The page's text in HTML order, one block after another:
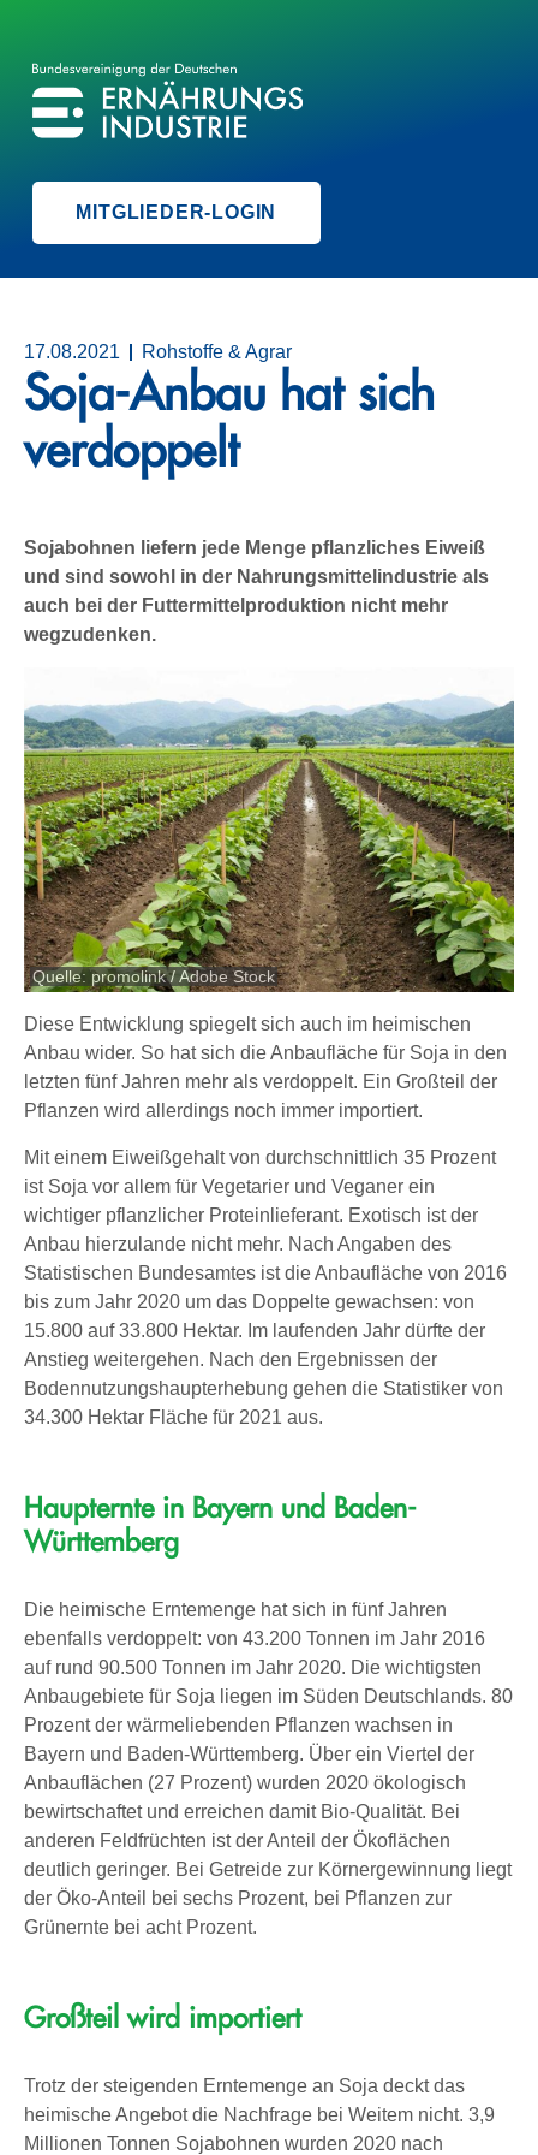
BVE
BUNDESVEREINIGUNG DER ERNÄHRUNGSINDUSTRIE
MITGLIEDER-LOGIN
17.08.2021 Rohstoffe & Agrar
Soja-Anbau hat sich
verdoppelt
Sojabohnen liefern jede Menge pflanzliches Eiweiß
und sind sowohl in der Nahrungsmittelindustrie als
auch bei der Futtermittelproduktion nicht mehr
wegzudenken.
Quelle: promolink / Adobe Stock
Diese Entwicklung spiegelt sich auch im heimischen
Anbau wider. So hat sich die Anbaufläche für Soja in den
letzten fünf Jahren mehr als verdoppelt. Ein Großteil der
Pflanzen wird allerdings noch immer importiert.
Mit einem Eiweißgehalt von durchschnittlich 35 Prozent
ist Soja vor allem für Vegetarier und Veganer ein
wichtiger pflanzlicher Proteinlieferant. Exotisch ist der
Anbau hierzulande nicht mehr. Nach Angaben des
Statistischen Bundesamtes ist die Anbaufläche von 2016
bis zum Jahr 2020 um das Doppelte gewachsen: von
15.800 auf 33.800 Hektar. Im laufenden Jahr dürfte der
Anstieg weitergehen. Nach den Ergebnissen der
Bodennutzungshaupterhebung gehen die Statistiker von
34.300 Hektar Fläche für 2021 aus.
Haupternte in Bayern und Baden-
Württemberg
Die heimische Erntemenge hat sich in fünf Jahren
ebenfalls verdoppelt: von 43.200 Tonnen im Jahr 2016
auf rund 90.500 Tonnen im Jahr 2020. Die wichtigsten
Anbaugebiete für Soja liegen im Süden Deutschlands. 80
Prozent der wärmeliebenden Pflanzen wachsen in
Bayern und Baden-Württemberg. Über ein Viertel der
Anbauflächen (27 Prozent) wurden 2020 ökologisch
bewirtschaftet und erreichen damit Bio-Qualität. Bei
anderen Feldfrüchten ist der Anteil der Ökoflächen
deutlich geringer. Bei Getreide zur Körnergewinnung liegt
der Öko-Anteil bei sechs Prozent, bei Pflanzen zur
Grünernte bei acht Prozent.
Großteil wird importiert
Trotz der steigenden Erntemenge an Soja deckt das
heimische Angebot die Nachfrage bei Weitem nicht. 3,9
Millionen Tonnen Sojabohnen wurden 2020 nach